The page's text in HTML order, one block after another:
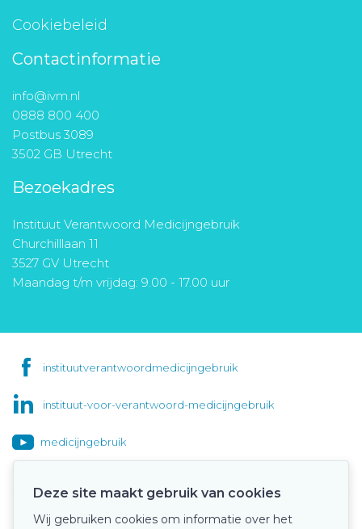
Cookiebeleid
Contactinformatie
info@ivm.nl
0888 800 400
Postbus 3089
3502 GB Utrecht
Bezoekadres
Instituut Verantwoord Medicijngebruik
Churchilllaan 11
3527 GV Utrecht
Maandag t/m vrijdag: 9.00 - 17.00 uur
instituutverantwoordmedicijngebruik
instituut-voor-verantwoord-medicijngebruik
medicijngebruik
Onze keurmerken
Deze site maakt gebruik van cookies
Wij gebruiken cookies om informatie over het